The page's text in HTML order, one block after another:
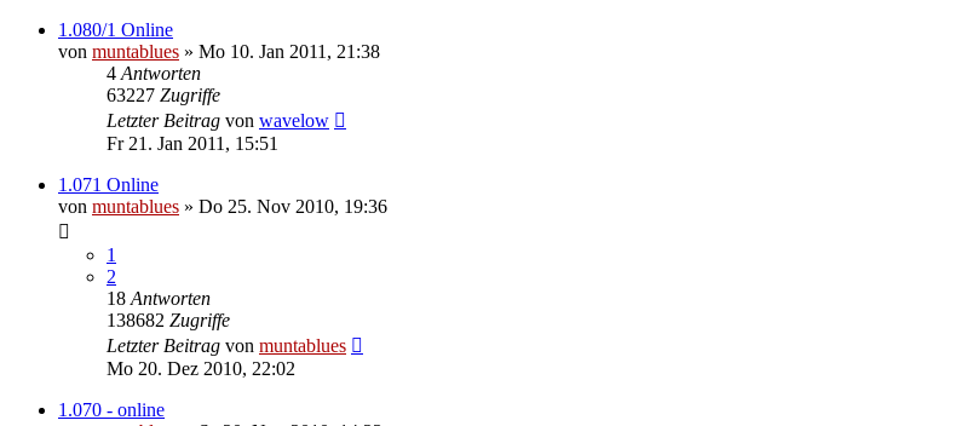
1.080/1 Online
von muntablues » Mo 10. Jan 2011, 21:38
4 Antworten
63227 Zugriffe
Letzter Beitrag von wavelow
Fr 21. Jan 2011, 15:51
1.071 Online
von muntablues » Do 25. Nov 2010, 19:36
1
2
18 Antworten
138682 Zugriffe
Letzter Beitrag von muntablues
Mo 20. Dez 2010, 22:02
1.070 - online